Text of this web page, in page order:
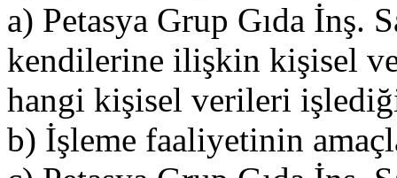
a) Petasya Grup Gıda İnş.
kendilerine ilişkin kişisel
hangi kişisel verileri
b) İşleme faaliyetinin